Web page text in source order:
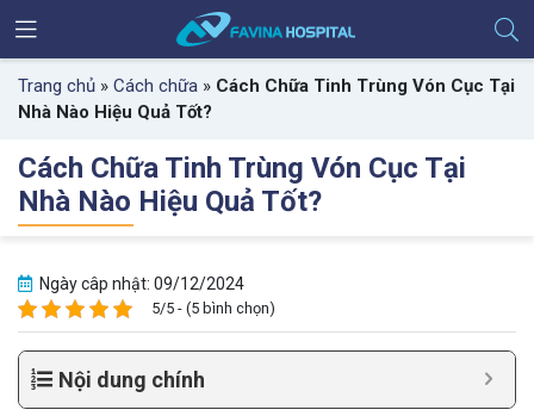
Trang chủ » Cách chữa » Cách Chữa Tinh Trùng Vón Cục Tại
Nhà Nào Hiệu Quả Tốt?
Cách Chữa Tinh Trùng Vón Cục Tại
Nhà Nào Hiệu Quả Tốt?
Ngày câp nhật: 09/12/2024
5/5 - (5 bình chọn)
Nội dung chính